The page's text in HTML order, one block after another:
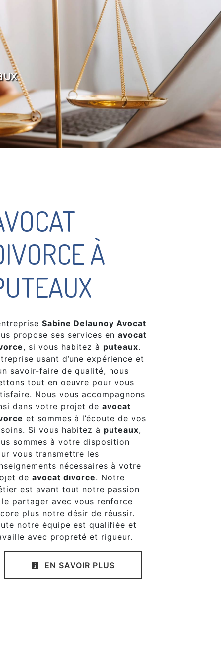
À
Sabine Delaunoy Avocat
propose ses services en avocat
, si vous habitez à puteaux.
usant d’une expérience et
savoir-faire de qualité, nous
tout en oeuvre pour vous
Nous vous accompagnons
dans votre projet de avocat
et sommes à l’écoute de vos
Si vous habitez à puteaux,
sommes à votre disposition
vous transmettre les
nécessaires à votre
de avocat divorce. Notre
est avant tout notre passion
partager avec vous renforce
plus notre désir de réussir.
notre équipe est qualifiée et
avec propreté et rigueur.
EN SAVOIR PLUS